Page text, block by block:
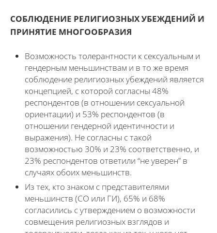
СОБЛЮДЕНИЕ РЕЛИГИОЗНЫХ УБЕЖДЕНИЙ И
ПРИНЯТИЕ МНОГООБРАЗИЯ
Возможность толерантности к сексуальным и
гендерным меньшинствам и в то же время
соблюдение религиозных убеждений является
концепцией, с которой согласны 48%
респондентов (в отношении сексуальной
ориентации) и 53% респондентов (в
отношении гендерной идентичности и
выражения). Не согласны с такой
возможностью 30% и 23% соответственно, и
23% респондентов ответили “не уверен” в
случаях обоих меньшинств.
Из тех, кто знаком с представителями
меньшинств (СО или ГИ), 65% и 68%
согласились с утверждением о возможности
совмещения религиозных взглядов и